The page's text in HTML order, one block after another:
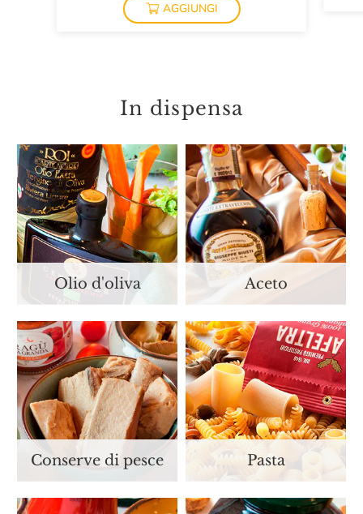
AGGIUNGI
In dispensa
Olio d'oliva Aceto
Conserve di pesce Pasta